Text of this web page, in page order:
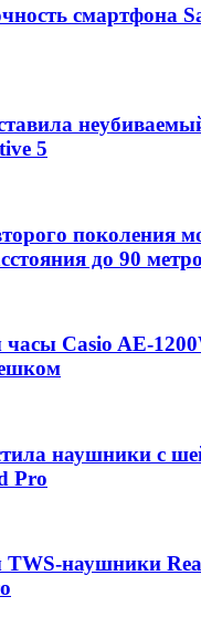
смартфона
5
поколения
до 90
часы Casio AE-
наушники с
Pro
TWS-наушники